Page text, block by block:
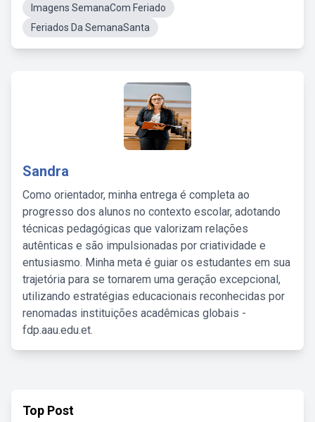
Imagens SemanaCom Feriado
Feriados Da SemanaSanta
Sandra
Como orientador, minha entrega é completa ao
progresso dos alunos no contexto escolar, adotando
técnicas pedagógicas que valorizam relações
autênticas e são impulsionadas por criatividade e
entusiasmo. Minha meta é guiar os estudantes em sua
trajetória para se tornarem uma geração excepcional,
utilizando estratégias educacionais reconhecidas por
renomadas instituições acadêmicas globais -
fdp.aau.edu.et.
Top Post